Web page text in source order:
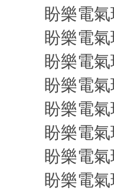
盼樂電
盼樂電
盼樂電
盼樂電
盼樂電
盼樂電
盼樂電
盼樂電